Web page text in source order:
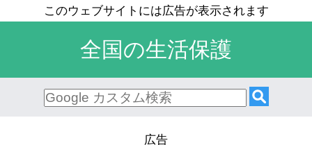
全国の生活保護